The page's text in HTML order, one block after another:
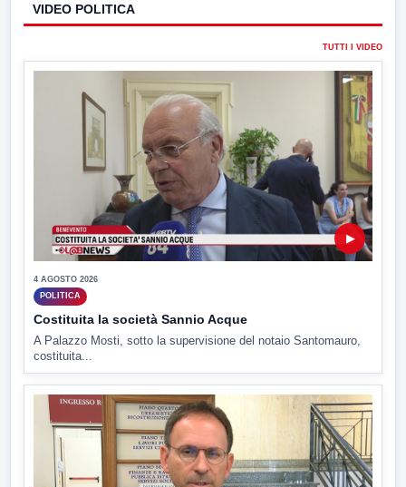
VIDEO POLITICA
TUTTI I VIDEO
▶
4 AGOSTO 2026
POLITICA
Costituita la società Sannio Acque
A Palazzo Mosti, sotto la supervisione del notaio Santomauro,
costituita...